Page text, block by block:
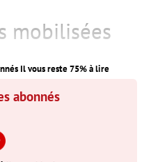
mobilisées
Il vous reste75% à lire
abonnés